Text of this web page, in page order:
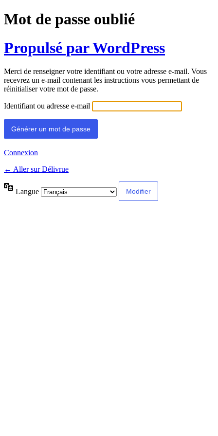
Mot de passe oublié
Propulsé par WordPress
Merci de renseigner votre identifiant ou votre adresse e-mail. Vous
recevrez un e-mail contenant les instructions vous permettant de
réinitialiser votre mot de passe.
Identifiant ou adresse e-mail
Connexion
← Aller sur Délivrue
Langue